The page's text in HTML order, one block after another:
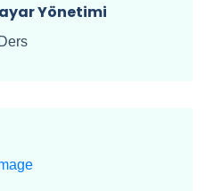
Yönetimi